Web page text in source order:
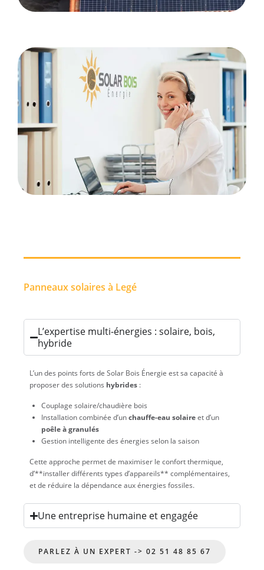
Panneaux solaires à Legé
L’expertise multi-énergies : solaire, bois,
hybride
L’un des points forts de Solar Bois Énergie est sa capacité à
proposer des solutions hybrides :
Couplage solaire/chaudière bois
Installation combinée d’unchauffe-eau solaireet d’un
poêle à granulés
Gestion intelligente des énergies selon la saison
Cette approche permet de maximiser le confort thermique,
d’**installer différents types d’appareils** complémentaires,
et de réduire la dépendance aux énergies fossiles.
Une entreprise humaine et engagée
PARLEZ À UN EXPERT -> 02 51 48 85 67